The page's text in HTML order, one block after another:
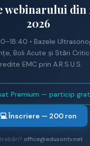
webinarului din
2026
• Bazele
Boli Acute și Stări
EMC prin A.R.S.U.S.
Premium — particip
💻 Înscriere — 200 ron
office@edusontv.net